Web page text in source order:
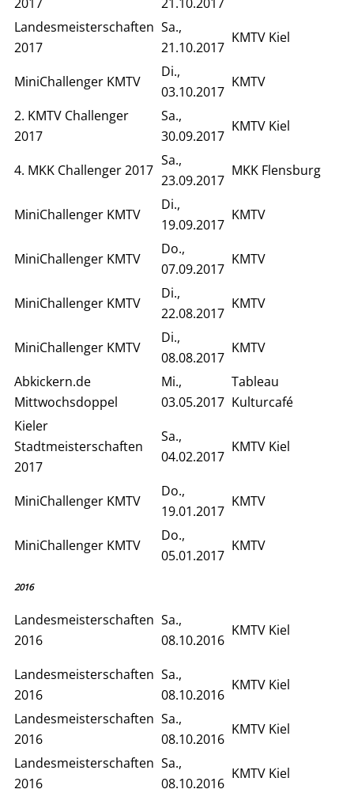
Landesmeisterschaften
2017
Sa.,
21.10.2017
KMTV Kiel
MiniChallenger KMTV
Di.,
03.10.2017
KMTV
2. KMTV Challenger
2017
Sa.,
30.09.2017
KMTV Kiel
4. MKK Challenger 2017
Sa.,
23.09.2017
MKK Flensburg
MiniChallenger KMTV
Di.,
19.09.2017
KMTV
MiniChallenger KMTV
Do.,
07.09.2017
KMTV
MiniChallenger KMTV
Di.,
22.08.2017
KMTV
MiniChallenger KMTV
Di.,
08.08.2017
KMTV
Abkickern.de
Mittwochsdoppel
Mi.,
03.05.2017
Tableau
Kulturcafé
Kieler
Stadtmeisterschaften
2017
Sa.,
04.02.2017
KMTV Kiel
MiniChallenger KMTV
Do.,
19.01.2017
KMTV
MiniChallenger KMTV
Do.,
05.01.2017
KMTV
2016
Landesmeisterschaften
2016
Sa.,
08.10.2016
KMTV Kiel
Landesmeisterschaften
2016
Sa.,
08.10.2016
KMTV Kiel
Landesmeisterschaften
2016
Sa.,
08.10.2016
KMTV Kiel
Landesmeisterschaften
2016
Sa.,
08.10.2016
KMTV Kiel